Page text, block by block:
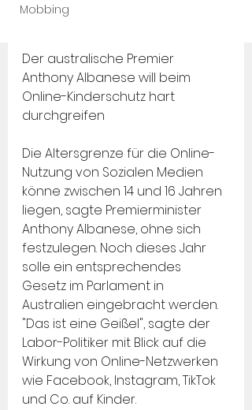
Mobbing
Der australische Premier
Anthony Albanese will beim
Online-Kinderschutz hart
durchgreifen
Die Altersgrenze für die Online-
Nutzung von Sozialen Medien
könne zwischen 14 und 16 Jahren
liegen, sagte Premierminister
Anthony Albanese, ohne sich
festzulegen. Noch dieses Jahr
solle ein entsprechendes
Gesetz im Parlament in
Australien eingebracht werden.
"Das ist eine Geißel", sagte der
Labor-Politiker mit Blick auf die
Wirkung von Online-Netzwerken
wie Facebook, Instagram, TikTok
und Co. auf Kinder.